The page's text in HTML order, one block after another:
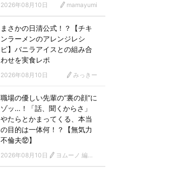
2026年08月10日 mamayumi
まさかの日清公式！？【チキ
ンラーメンのアレンジレシ
ピ】バニラアイスとの組み合
わせを実食レポ
2026年08月10日 みっきー
職場の優しい先輩の“裏の顔”に
ゾッ…！「話、聞くからさ」
やたらとかまってくる、本当
の目的は一体何！？【無気力
不倫夫⑫】
2026年08月10日 ヨムーノ 編集部 漫画チーム